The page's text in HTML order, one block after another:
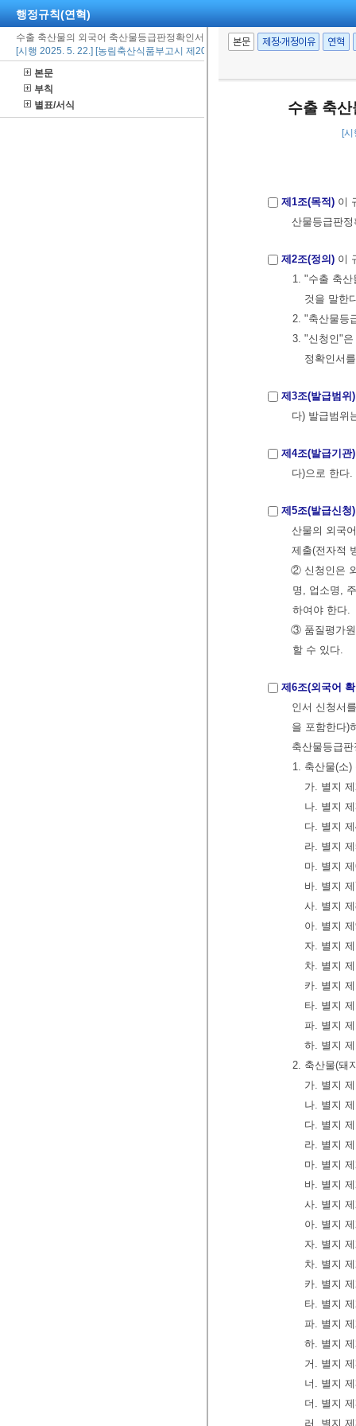
행정규칙(연혁)
수출 축산물의 외국어 축산물등급판정확인서 발급 등에 관한 규정
[시행 2025. 5. 22.] [농림축산식품부고시 제2025-57호, 2025. 5. 22., 일부개정]
본문
부칙
별표/서식
본문 제정·개정이유 연혁
수출 축
[
제1조(목적) 이
산물등급판
제2조(정의) 이
1. "수출 축
것을 말한
2. "축산물등
3. "신청인"
정확인서
제3조(발급범위)
다) 발급범위
제4조(발급기관)
다)으로 한다.
제5조(발급신청)
산물의 외국
제출(전자적
② 신청인은
명, 업소명,
하여야 한다.
③ 품질평가원
할 수 있다.
제6조(외국어
인서 신청서
을 포함한다)
축산물등급
1. 축산물(소
가. 별지
나. 별지
다. 별지
라. 별지
마. 별지
바. 별지
사. 별지
아. 별지
자. 별지
차. 별지
카. 별지
타. 별지
파. 별지
하. 별지
2. 축산물(돼
가. 별지
나. 별지
다. 별지
라. 별지
마. 별지
바. 별지
사. 별지
아. 별지
자. 별지
차. 별지
카. 별지
타. 별지
파. 별지
하. 별지
거. 별지
너. 별지
더. 별지
러. 별지